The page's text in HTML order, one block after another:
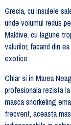
Grecia, cu insulele
unde volumul redus
Maldive, cu lagune
valurilor, facand din
exotice.
Chiar si in Marea
profesionala rezista
masca snorkeling
frecvent, aceasta